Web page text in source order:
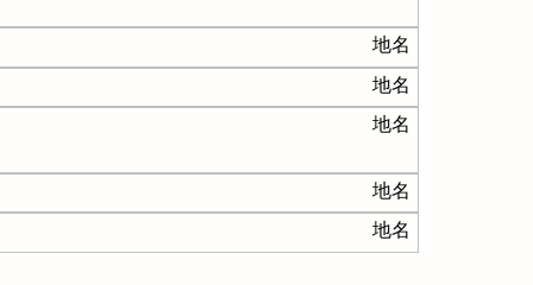
地名
地名
地名
地名
地名